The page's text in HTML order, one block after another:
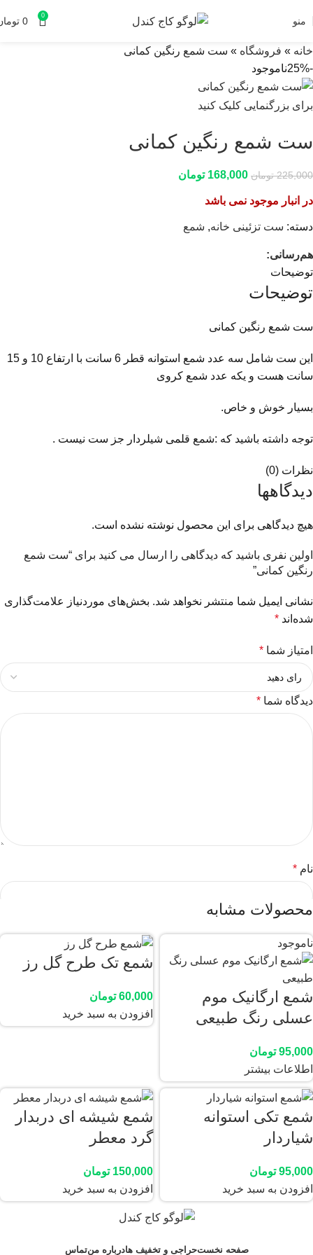
منو 0
0
خانه » فروشگاه » ست شمع رنگین کمانی
-25%
ناموجود
برای بزرگنمایی کلیک کنید
ست شمع رنگین کمانی
225,000 تومان 168,000 تومان
در انبار موجود نمی باشد
دسته: ست تزئینی خانه, شمع
هم‌رسانی:
توضیحات
توضیحات
ست شمع رنگین کمانی
این ست شامل سه عدد شمع استوانه قطر 6 سانت با ارتفاع 10 و 15
سانت هست و یکه عدد شمع کروی
بسیار خوش و خاص.
توجه داشته باشید که :شمع قلمی شیلردار جز ست نیست .
نظرات (0)
دیدگاهها
هیچ دیدگاهی برای این محصول نوشته نشده است.
اولین نفری باشید که دیدگاهی را ارسال می کنید برای “ست شمع
رنگین کمانی”
نشانی ایمیل شما منتشر نخواهد شد. بخش‌های موردنیاز علامت‌گذاری
شده‌اند *
امتیاز شما *
دیدگاه شما *
نام *
ایمیل*
ذخیره نام، ایمیل و وبسایت من در مرورگر برای زمانی که دوباره
محصولات مشابه
ناموجود
شمع ارگانیک موم
عسلی رنگ طبیعی
95,000 تومان
اطلاعات بیشتر
شمع تک طرح گل رز
60,000 تومان
افزودن به سبد خرید
شمع تکی استوانه
شیاردار
95,000 تومان
افزودن به سبد خرید
شمع شیشه ای دربدار
گرد معطر
150,000 تومان
افزودن به سبد خرید
صفحه نخستحراجی و تخفیف هادرباره منتماس